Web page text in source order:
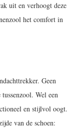
uit en verhoogt deze
het comfort in
Geen
Wel een
en stijlvol oogt.
van de schoen: